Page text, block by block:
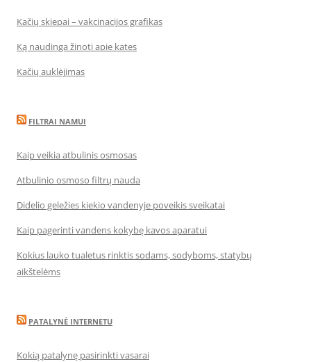
Kačių skiepai – vakcinacijos grafikas
Ką naudinga žinoti apie kates
Kačių auklėjimas
FILTRAI NAMUI
Kaip veikia atbulinis osmosas
Atbulinio osmoso filtrų nauda
Didelio geležies kiekio vandenyje poveikis sveikatai
Kaip pagerinti vandens kokybę kavos aparatui
Kokius lauko tualetus rinktis sodams, sodyboms, statybų
aikštelėms
PATALYNĖ INTERNETU
Kokią patalynę pasirinkti vasarai